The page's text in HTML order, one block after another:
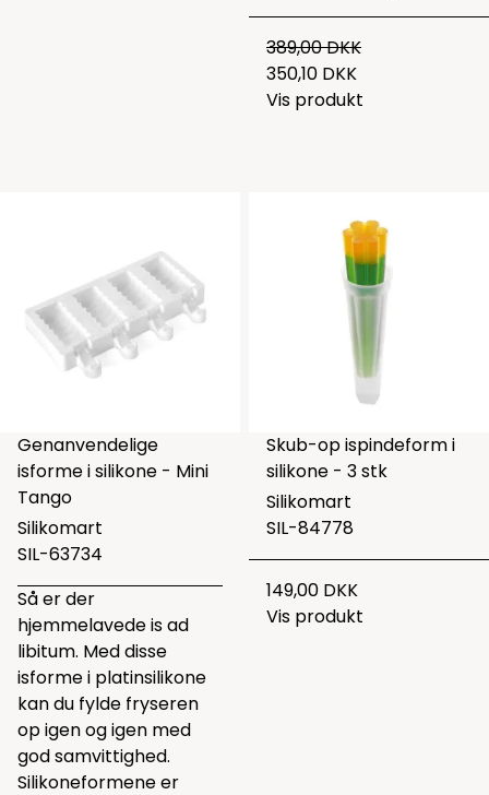
389,00 DKK
350,10 DKK
Vis produkt
Genanvendelige
isforme i silikone - Mini
Tango
Silikomart
SIL-63734
Så er der
hjemmelavede is ad
libitum. Med disse
isforme i platinsilikone
kan du fylde fryseren
op igen og igen med
god samvittighed.
Silikoneformene er
Skub-op ispindeform i
silikone - 3 stk
Silikomart
SIL-84778
149,00 DKK
Vis produkt